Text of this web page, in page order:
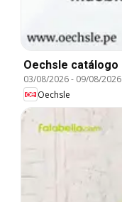
Oechsle catálogo
03/08/2026- 09/08/2026
Oechsle